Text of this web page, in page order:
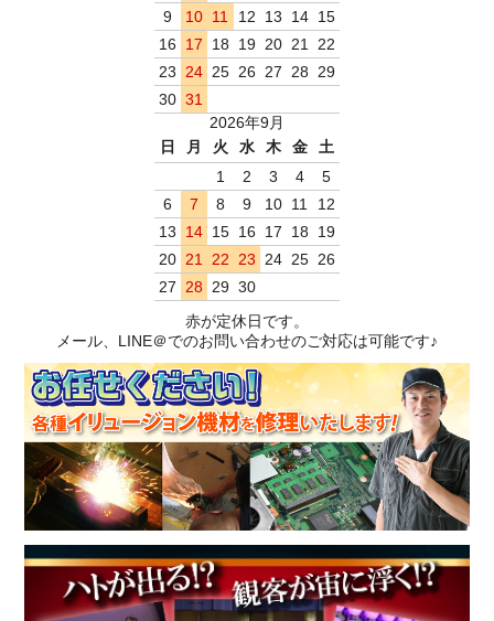
9
10 11 12 13 14 15
16
17 18 19 20 21 22
23 24 25 26 27 28 29
30 31
2026年9月
日
月 火 水 木 金
土
1
2 3 4
5
6
7 8 9 10 11
12
13
14 15 16 17 18
19
20 21 22 23 24 25 26
27 28 29 30
赤が定休日です。
メール、LINE＠でのお問い合わせのご対応は可能です♪